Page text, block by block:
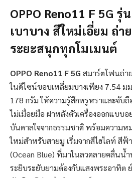
OPPO Reno11 F 5G
เบาบาง สีใหม่เอี่ยม ถ่
ระยะสนุกทุกโมเมนต์
OPPO Reno11 F 5G สมาร์ตโฟนถ่า
ในดีไซน์ขอบเหลี่ยมบางเพียง 7.54 ม
178 กรัม ให้ความรู้สึกหรูหราและจับถื
ไม่เมื่อยมือ ฝาหลังตัวเครื่องออกแบบอ
บันดาลใจจากธรรมชาติ พร้อมความห
ใหม่สำหรับสายมู เริ่มจากสีไฮไลท์ สีฟ้
(Ocean Blue) ที่มาในลวดลายคลื่นน้
ระยิบระยับยามต้องกับแสงพระอาทิต